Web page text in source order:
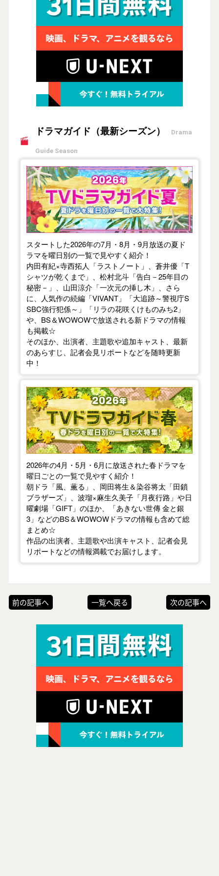
ドラマガイド（最新シーズン） Drama
Guide Season
【2026年夏】TVドラマガイド
スタートした2026年の7月・8月・9月放送の夏ド
ラマを曜日別の一覧で見やすく紹介！
内田有紀×寺西拓人「ラストノート」、蒼井優「T
シャツが乾くまで」、松村北斗「告白－25年目の
秘密－」、山田涼介「一次元の挿し木」、さら
に、人気作の続編「VIVANT」「大追跡～警視庁S
SBC強行犯係～」「リラの花咲くけものみち2」
や、BS＆WOWOWで放送される新ドラマの情報
も掲載☆
そのほか、出演者、主題歌や追加キャスト、最新
のあらすじ、記者会見リポートなどを随時更新
中！
【2026年春】TVドラマガイド
2026年の4月・5月・6月に放送された春ドラマを
曜日ごとの一覧で見やすく紹介！
朝ドラ「風、薫る」、岡田将生＆染谷将太「田鎖
ブラザーズ」、波瑠×麻生久美子「月夜行路」や日
曜劇場「GIFT」のほか、「あきない世傳 金と銀
3」などのBS＆WOWOWドラマの情報も含めて総
まとめ☆
作品の出演者、主題歌や出演キャスト、記者会見
リポートなどの情報満載でお届けします。
前の記事へ 一覧へ戻る 次の記事へ